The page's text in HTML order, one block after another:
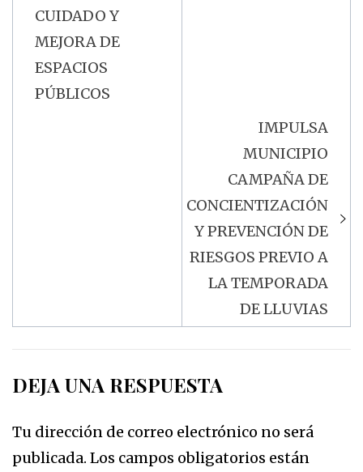
CUIDADO Y
MEJORA DE
ESPACIOS
PÚBLICOS
IMPULSA
MUNICIPIO
CAMPAÑA DE
CONCIENTIZACIÓN
Y PREVENCIÓN DE
RIESGOS PREVIO A
LA TEMPORADA
DE LLUVIAS
DEJA UNA RESPUESTA
Tu dirección de correo electrónico no será
publicada. Los campos obligatorios están